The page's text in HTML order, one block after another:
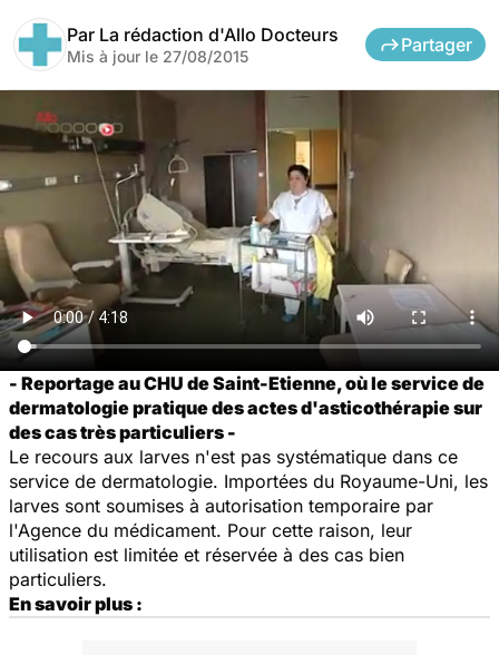
Par La rédaction d'Allo Docteurs
Mis à jour le 27/08/2015
Partager
- Reportage au CHU de Saint-Etienne, où le service de
dermatologie pratique des actes d'asticothérapie sur
des cas très particuliers -
Le recours aux larves n'est pas systématique dans ce
service de dermatologie. Importées du Royaume-Uni, les
larves sont soumises à autorisation temporaire par
l'Agence du médicament. Pour cette raison, leur
utilisation est limitée et réservée à des cas bien
particuliers.
En savoir plus :